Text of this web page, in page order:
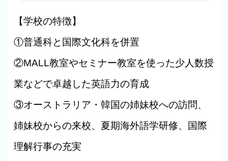
【学校の特徴】
①普通科と国際文化科を併置
②MALL教室やセミナー教室を使った少人数授
業などで卓越した英語力の育成
③オーストラリア・韓国の姉妹校への訪問、
姉妹校からの来校、夏期海外語学研修、国際
理解行事の充実